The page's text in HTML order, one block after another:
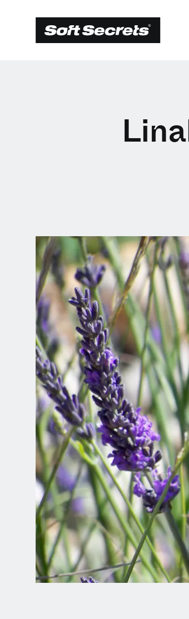
Dutch
English (United Kingdom)
English (United States)
Spanish (Spain)
Spanish (Latin America)
German
French
Italian
Czech